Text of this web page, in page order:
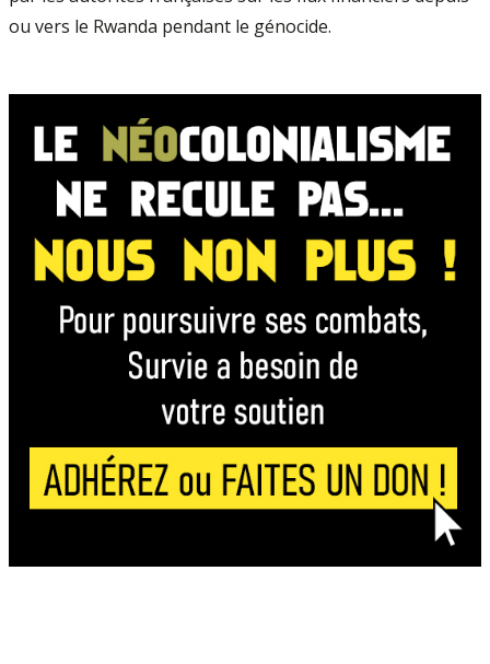
ou vers le Rwanda pendant le génocide.